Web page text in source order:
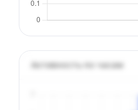
Активность по часам